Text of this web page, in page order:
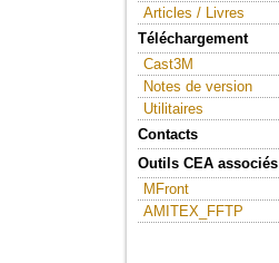
Articles / Livres
Téléchargement
Cast3M
Notes de version
Utilitaires
Contacts
Outils CEA associés
MFront
AMITEX_FFTP